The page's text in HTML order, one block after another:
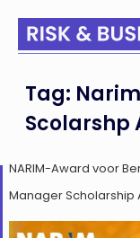
Tag:
Scolarshp
NARIM-Award voor
Manager Scholarship